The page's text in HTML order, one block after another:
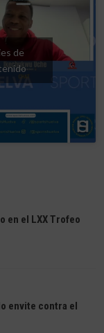
de
en el LXX Trofeo
envite contra el